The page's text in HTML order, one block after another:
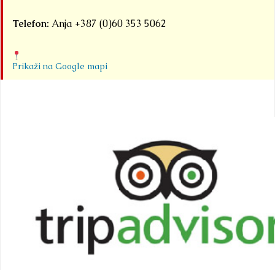
Telefon: Anja +387 (0)60 353 5062
Prikaži na Google mapi